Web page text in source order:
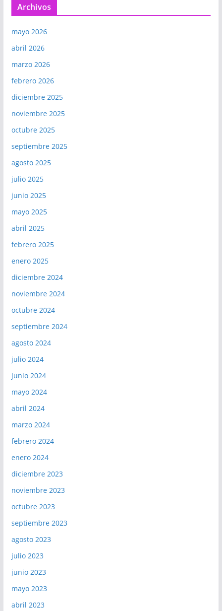
Archivos
mayo 2026
abril 2026
marzo 2026
febrero 2026
diciembre 2025
noviembre 2025
octubre 2025
septiembre 2025
agosto 2025
julio 2025
junio 2025
mayo 2025
abril 2025
febrero 2025
enero 2025
diciembre 2024
noviembre 2024
octubre 2024
septiembre 2024
agosto 2024
julio 2024
junio 2024
mayo 2024
abril 2024
marzo 2024
febrero 2024
enero 2024
diciembre 2023
noviembre 2023
octubre 2023
septiembre 2023
agosto 2023
julio 2023
junio 2023
mayo 2023
abril 2023